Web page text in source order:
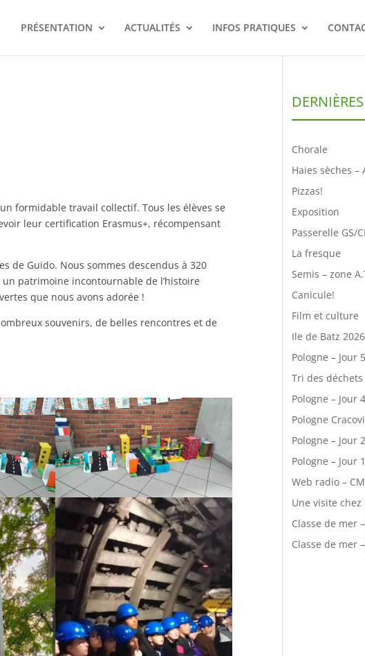
PRÉSENTATION ACTUALITÉS INFOS PRATIQUES
formidable travail collectif. Tous les élèves se
leur certification Erasmus+, récompensant
de Guido. Nous sommes descendus à 320
patrimoine incontournable de l’histoire
que nous avons adorée !
souvenirs, de belles rencontres et de
Chorale
Haies sèches –
Pizzas!
Exposition
Passerelle GS/
La fresque
Semis – zone
Canicule!
Film et culture
Ile de Batz 2026
Pologne – Jour 5
Tri des déchets
Pologne – Jour 4
Pologne
Pologne – Jour 2
Pologne – Jour 1
Web radio –
Une visite
Classe de mer
Classe de mer